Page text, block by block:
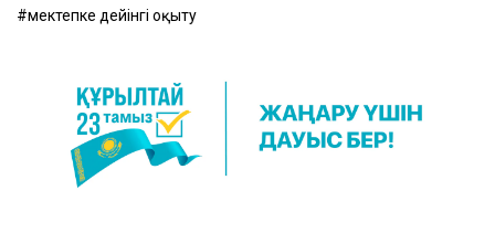
мектепке дейінгі оқыту